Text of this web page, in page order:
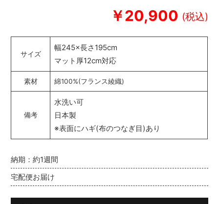
￥20,900
納期：約1週間
宅配便お届け
サイズ
幅245×長さ195cm
マット厚12cm対応
素材 綿100%(フランス綾織)
備考
水洗い可
日本製
※表面にハギ(布のつなぎ目)あり